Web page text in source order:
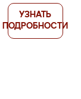
УЗНАТЬ
ПОДРОБНОСТИ